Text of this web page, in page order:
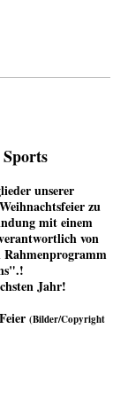
unserer
zu
mit einem
von
Jahr!
(Bilder/Copyright